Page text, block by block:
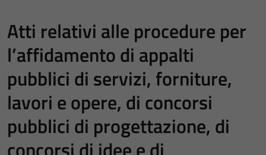
Atti relativi alle procedure per
l’affidamento di appalti
pubblici di servizi, forniture,
lavori e opere, di concorsi
pubblici di progettazione, di